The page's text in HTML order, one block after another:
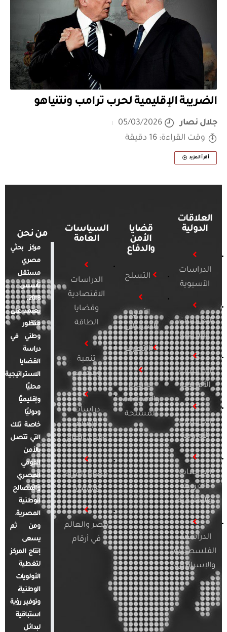
الضريبة الإقليمية لحرب ترامب ونتنياهو
جلال نصار
05/03/2026
وقت القراءة: 16 دقيقة
أقرأ المزيد
العلاقات
الدولية
الدراسات
الآسيوية
الدراسات
الأفريقية
الدراسات
الأمريكية
الدراسات
الأوروبية
الدراسات
العربية
والإقليمية
الدراسات
الفلسطينية
والإسرائيلية
قضايا
الأمن
والدفاع
التسلح
الأمن
السيبراني
التطرف
الإرهاب
والصراعات
المسلحة
السياسات
العامة
الدراسات
الاقتصادية
وقضايا
الطاقة
تنمية
ومجتمع
دراسات
الإعلام
والرأي العام
قضايا المرأة
والأسرة
مصر والعالم
في أرقام
من نحن
مركز بحثي
مصري
مستقل
تأسس
2018.
يعتمد على
منظور
وطني في
دراسة
القضايا
الاستراتيجية
محليًا
وإقليميًا
ودوليًا
خاصة تلك
التي تتصل
بالأمن
القومي
المصري
والمصالح
الوطنية
المصرية.
ومن ثم
يسعى
إنتاج المركز
لتغطية
الأولويات
الوطنية،
وتوفير رؤية
استباقية
لبدائل